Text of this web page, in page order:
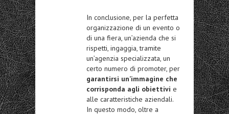
In conclusione, per la perfetta
organizzazione di un evento o
di una fiera, un’azienda che si
rispetti, ingaggia, tramite
un’agenzia specializzata, un
certo numero di promoter, per
garantirsi un’immagine che
corrisponda agli obiettivi e
alle caratteristiche aziendali.
In questo modo, oltre a